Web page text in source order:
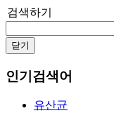
검색하기
닫기
인기검색어
유산균